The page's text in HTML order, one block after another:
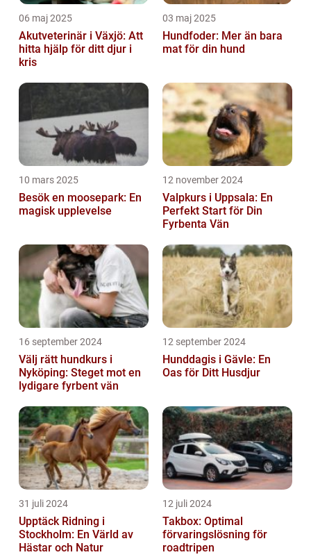
06 maj 2025
Akutveterinär i Växjö: Att
hitta hjälp för ditt djur i
kris
03 maj 2025
Hundfoder: Mer än bara
mat för din hund
10 mars 2025
Besök en moosepark: En
magisk upplevelse
12 november 2024
Valpkurs i Uppsala: En
Perfekt Start för Din
Fyrbenta Vän
16 september 2024
Välj rätt hundkurs i
Nyköping: Steget mot en
lydigare fyrbent vän
12 september 2024
Hunddagis i Gävle: En
Oas för Ditt Husdjur
31 juli 2024
Upptäck Ridning i
Stockholm: En Värld av
Hästar och Natur
12 juli 2024
Takbox: Optimal
förvaringslösning för
roadtripen